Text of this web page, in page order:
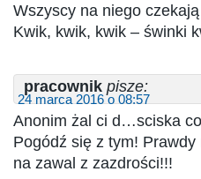
Wszyscy na niego
Kwik, kwik, kwik – świnki
pracownik pisze:
24 marca 2016 o 08:57
Anonim żal ci d…sciska
Pogódź się z tym!
na zawal z zazdrości!!!